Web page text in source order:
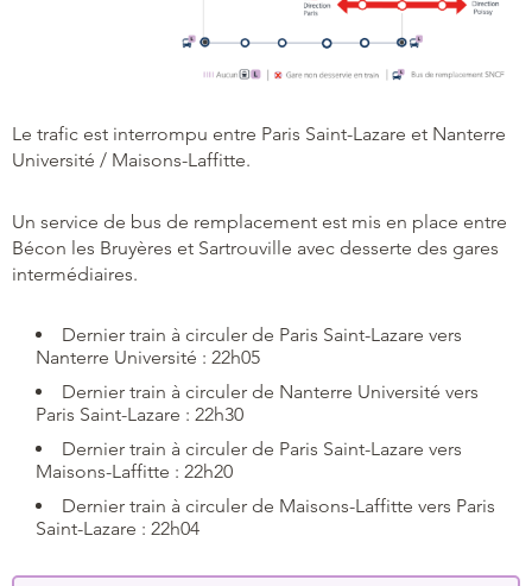
Le trafic est interrompu entre Paris Saint-Lazare et Nanterre
Université / Maisons-Laffitte.
Un service de bus de remplacement est mis en place entre
Bécon les Bruyères et Sartrouville avec desserte des gares
intermédiaires.
Dernier train à circuler de Paris Saint-Lazare vers
Nanterre Université : 22h05
Dernier train à circuler de Nanterre Université vers
Paris Saint-Lazare : 22h30
Dernier train à circuler de Paris Saint-Lazare vers
Maisons-Laffitte : 22h20
Dernier train à circuler de Maisons-Laffitte vers Paris
Saint-Lazare : 22h04